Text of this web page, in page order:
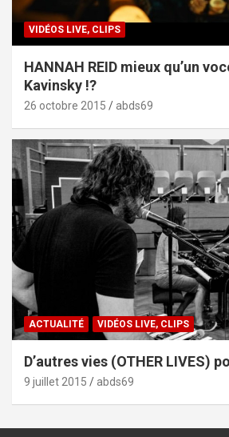
VIDÉOS LIVE, CLIPS
HANNAH REID mieux qu’un
Kavinsky !?
26 octobre 2015 abds69
ACTUALITÉ VIDÉOS LIVE, CLIPS
D’autres vies (OTHER LIVES)
9 juillet 2015 abds69